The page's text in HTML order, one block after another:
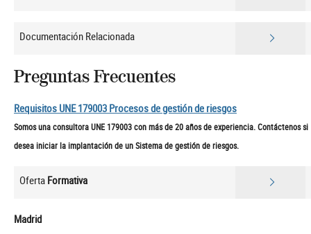
Documentación Relacionada
Preguntas Frecuentes
Requisitos UNE 179003 Procesos de gestión de riesgos
Somos una consultora UNE 179003 con más de 20 años de experiencia. Contáctenos si
desea iniciar la implantación de un Sistema de gestión de riesgos.
Oferta Formativa
Madrid